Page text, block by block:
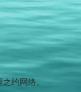
约网络。